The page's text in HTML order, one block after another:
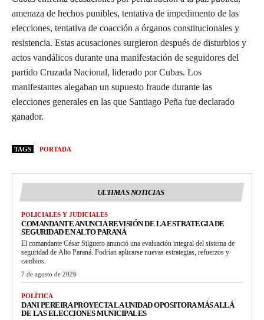
amenaza de hechos punibles, tentativa de impedimento de las
elecciones, tentativa de coacción a órganos constitucionales y
resistencia. Estas acusaciones surgieron después de disturbios y
actos vandálicos durante una manifestación de seguidores del
partido Cruzada Nacional, liderado por Cubas. Los
manifestantes alegaban un supuesto fraude durante las
elecciones generales en las que Santiago Peña fue declarado
ganador.
TAGS PORTADA
ULTIMAS NOTICIAS
POLICIALES Y JUDICIALES
COMANDANTE ANUNCIA REVISIÓN DE LA ESTRATEGIA DE
SEGURIDAD EN ALTO PARANÁ
El comandante César Silguero anunció una evaluación integral del sistema de
seguridad de Alto Paraná. Podrían aplicarse nuevas estrategias, refuerzos y
cambios.
7 de agosto de 2026
POLÍTICA
DANI PEREIRA PROYECTA LA UNIDAD OPOSITORA MÁS ALLÁ
DE LAS ELECCIONES MUNICIPALES